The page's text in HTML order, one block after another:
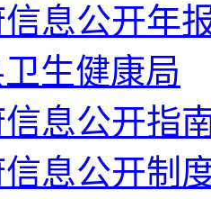
息公开年
生健康局
息公开指
息公开制